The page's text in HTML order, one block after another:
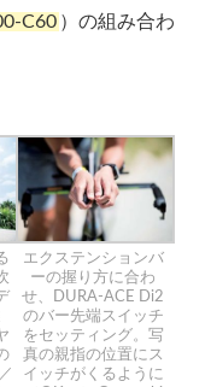
C60 ）の組み合わ
エクステンションバ
ーの握り方に合わ
せ、DURA-ACE Di2
のバー先端スイッチ
をセッティング。写
真の親指の位置にス
イッチがくるように